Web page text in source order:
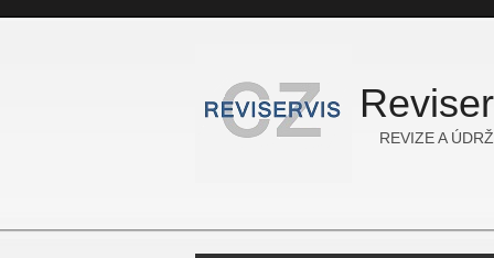
REVIZE A